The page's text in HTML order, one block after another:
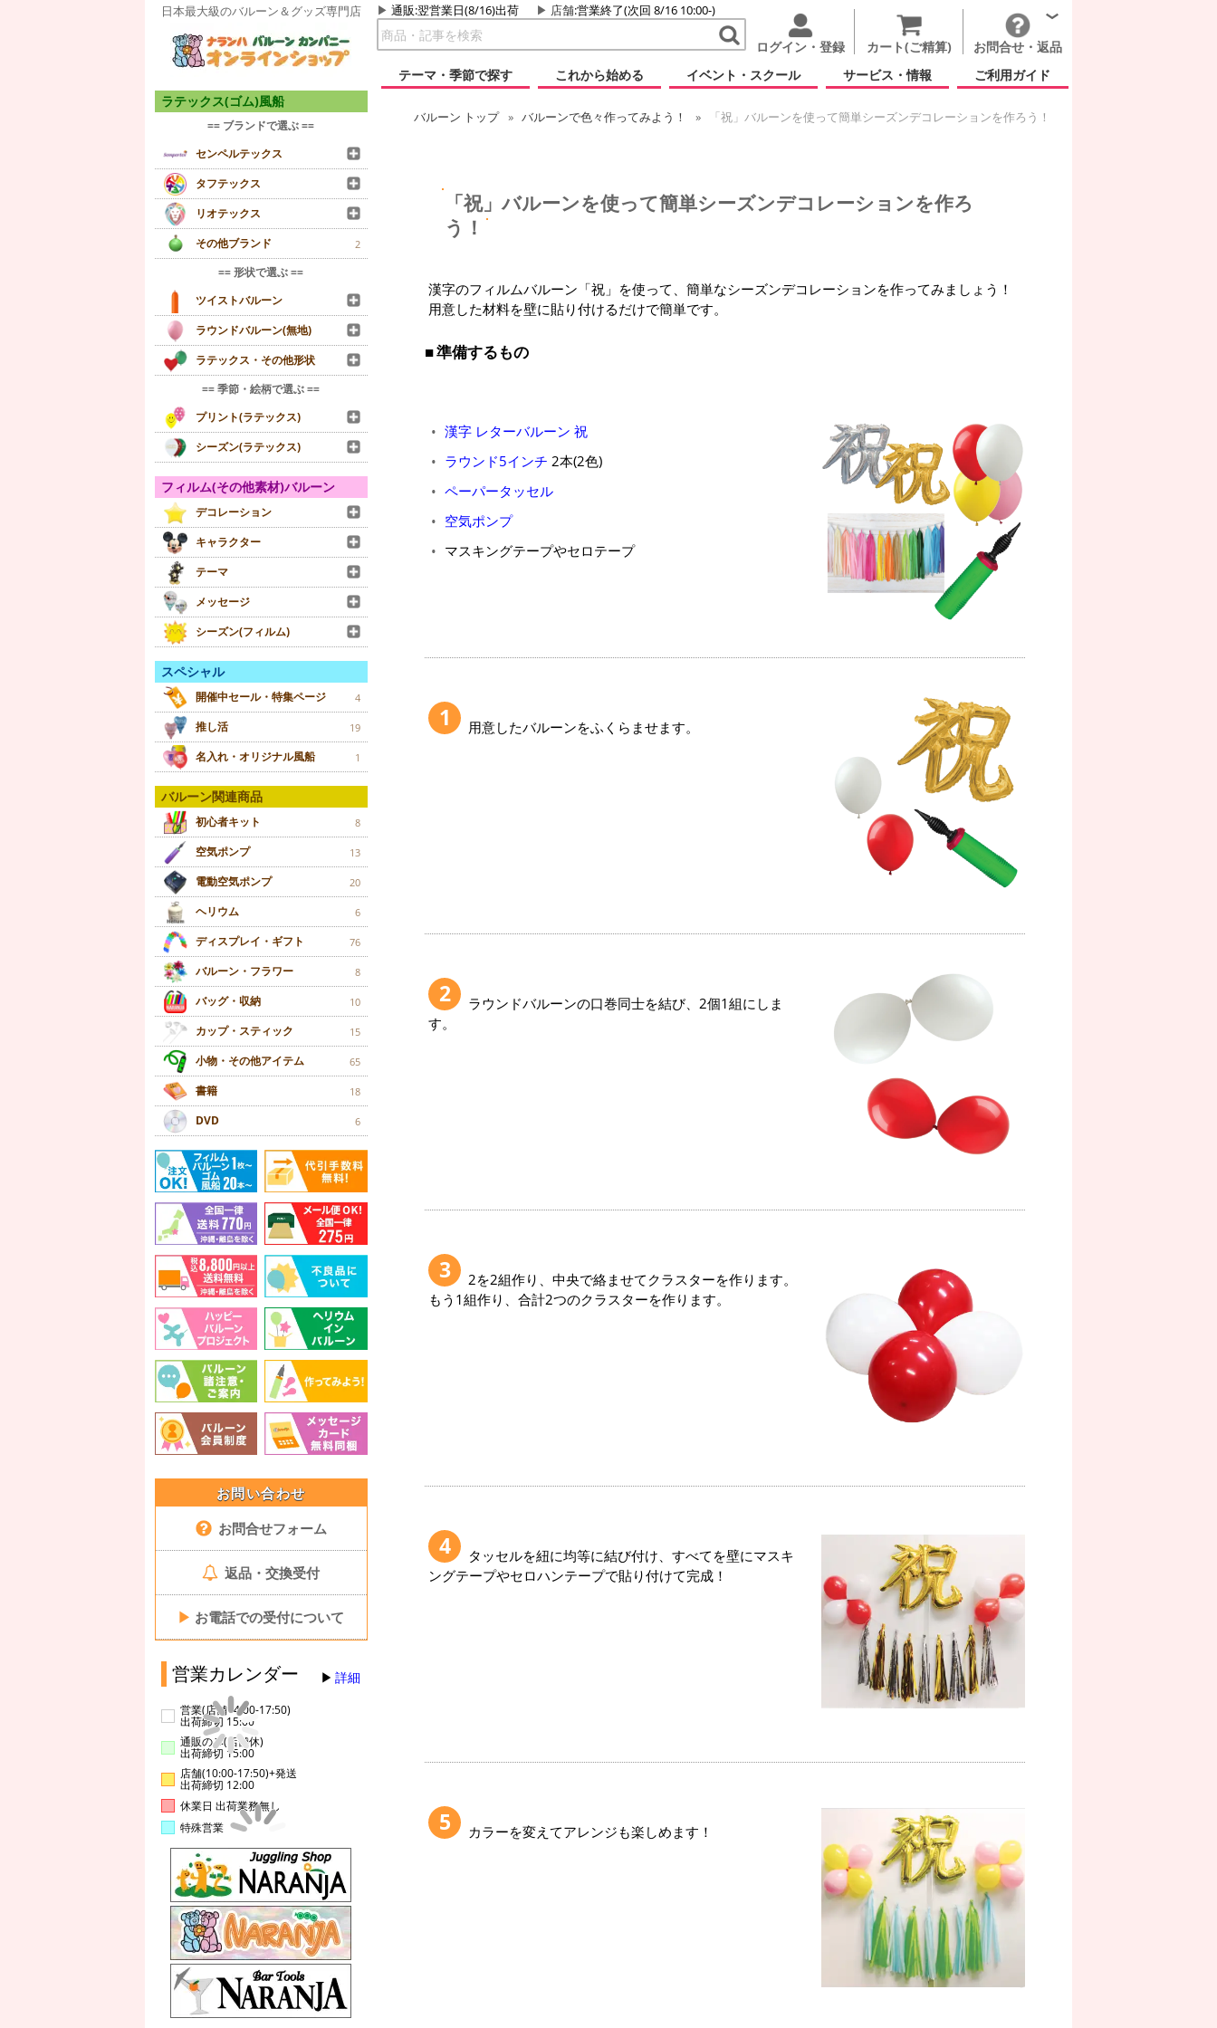
日本最大級のバルーン＆グッズ専門店 通販:翌営業日(8/16)出荷 店舗:営業終了(次回 8/16 10:00-)
ログイン・登録 カート(ご精算)
お問合せ・返品
テーマ・季節で探す
これから始める イベント・スクール サービス・情報 ご利用ガイド
ラテックス(ゴム)風船
== ブランドで選ぶ ==
センペルテックス
タフテックス
リオテックス
その他ブランド
2
== 形状で選ぶ ==
ツイストバルーン
ラウンドバルーン(無地)
ラテックス・その他形状
== 季節・絵柄で選ぶ ==
プリント(ラテックス)
シーズン(ラテックス)
フィルム(その他素材)バルーン
デコレーション
キャラクター
テーマ
メッセージ
シーズン(フィルム)
スペシャル
開催中セール・特集ページ 4
推し活 19
名入れ・オリジナル風船 1
バルーン関連商品
初心者キット 8
空気ポンプ 13
電動空気ポンプ 20
ヘリウム 6
ディスプレイ・ギフト 76
バルーン・フラワー 8
バッグ・収納 10
カップ・スティック 15
小物・その他アイテム 65
書籍 18
DVD 6
お問い合わせ
お問合せフォーム
返品・交換受付
▶ お電話での受付について
営業カレンダー 詳細
営業(店舗14:00-17:50)
出荷締切 15:00
通販のみ(店舗休)
出荷締切 15:00
店舗(10:00-17:50)+発送
出荷締切 12:00
休業日 出荷業務無し
特殊営業
バルーン トップ バルーンで色々作ってみよう！ 「祝」バルーンを使って簡単シーズンデコレーションを作ろう！
「祝」バルーンを使って簡単シーズンデコレーションを作ろ
う！
漢字のフィルムバルーン「祝」を使って、簡単なシーズンデコレーションを作ってみましょう！
用意した材料を壁に貼り付けるだけで簡単です。
準備するもの
漢字 レターバルーン 祝
ラウンド5インチ 2本(2色)
ペーパータッセル
空気ポンプ
マスキングテープやセロテープ
1 用意したバルーンをふくらませます。
2
ラウンドバルーンの口巻同士を結び、2個1組にしま
す。
3
2を2組作り、中央で絡ませてクラスターを作ります。
もう1組作り、合計2つのクラスターを作ります。
4
タッセルを紐に均等に結び付け、すべてを壁にマスキ
ングテープやセロハンテープで貼り付けて完成！
5 カラーを変えてアレンジも楽しめます！